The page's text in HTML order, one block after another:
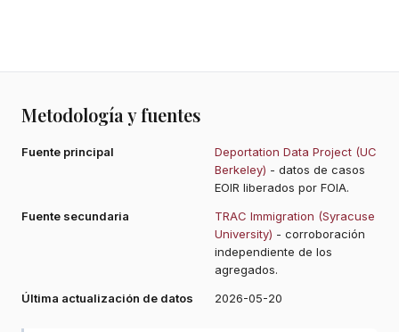
Metodología y fuentes
Fuente principal
Deportation Data Project (UC
Berkeley) - datos de casos
EOIR liberados por FOIA.
Fuente secundaria
TRAC Immigration (Syracuse
University) - corroboración
independiente de los
agregados.
Última actualización de datos
2026-05-20